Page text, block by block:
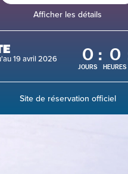
Afficher les détails
19 avril 2026 0
JOURS
: 0
HEURES
Site de réservation officiel